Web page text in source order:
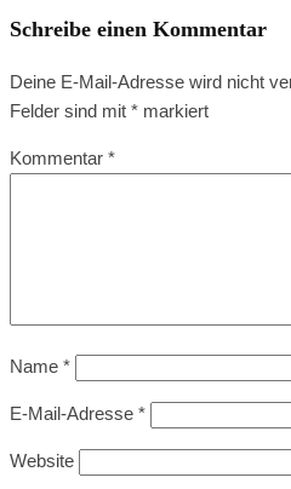
Schreibe einen Kommentar
Deine E-Mail-Adresse wird nicht
Felder sind mit * markiert
Kommentar *
Name *
E-Mail-Adresse *
Website